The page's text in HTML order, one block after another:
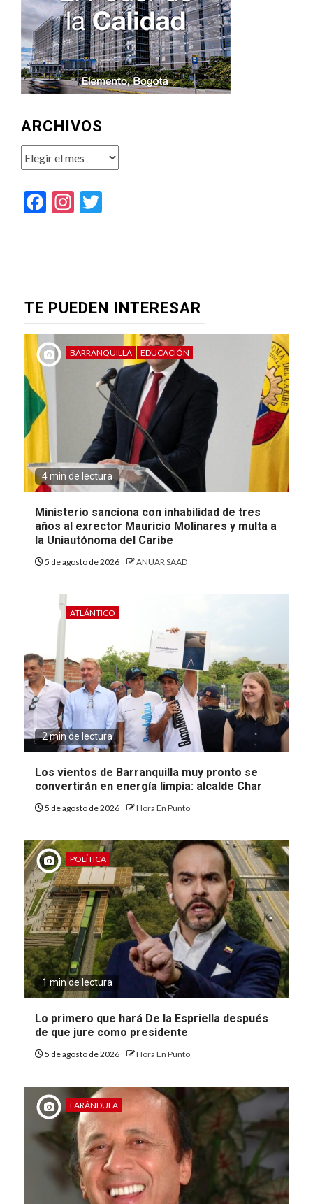
ARCHIVOS
Archivos
Facebook
Instagram
TE PUEDEN INTERESAR
BARRANQUILLA EDUCACIÓN
4 min de lectura
Ministerio sanciona con inhabilidad de tres
años al exrector Mauricio Molinares y multa a
la Uniautónoma del Caribe
5 de agosto de 2026 ANUAR SAAD
ATLÁNTICO
2 min de lectura
Los vientos de Barranquilla muy pronto se
convertirán en energía limpia: alcalde Char
5 de agosto de 2026 Hora En Punto
POLÍTICA
1 min de lectura
Lo primero que hará De la Espriella después
de que jure como presidente
5 de agosto de 2026 Hora En Punto
FARÁNDULA